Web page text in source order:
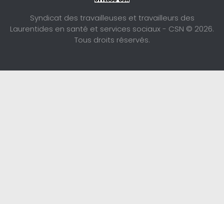
Syndicat des travailleuses et travailleurs des
Laurentides en santé et services sociaux - CSN © 2026.
Tous droits réservés.